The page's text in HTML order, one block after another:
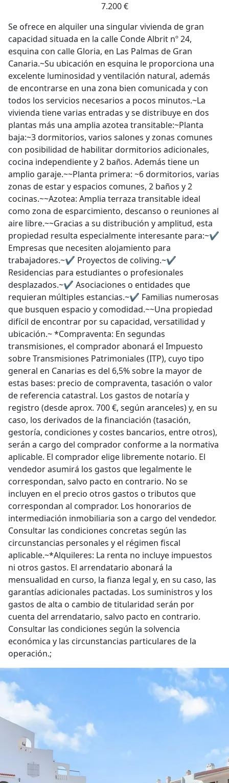
7.200 €
Se ofrece en alquiler una singular vivienda de gran
capacidad situada en la calle Conde Albrit nº 24,
esquina con calle Gloria, en Las Palmas de Gran
Canaria.~Su ubicación en esquina le proporciona una
excelente luminosidad y ventilación natural, además
de encontrarse en una zona bien comunicada y con
todos los servicios necesarios a pocos minutos.~La
vivienda tiene varias entradas y se distribuye en dos
plantas más una amplia azotea transitable:~Planta
baja:~3 dormitorios, varios salones y zonas comunes
con posibilidad de habilitar dormitorios adicionales,
cocina independiente y 2 baños. Además tiene un
amplio garaje.~~Planta primera: ~6 dormitorios, varias
zonas de estar y espacios comunes, 2 baños y 2
cocinas.~~Azotea: Amplia terraza transitable ideal
como zona de esparcimiento, descanso o reuniones al
aire libre.~~Gracias a su distribución y amplitud, esta
propiedad resulta especialmente interesante para:~✔
Empresas que necesiten alojamiento para
trabajadores.~✔ Proyectos de coliving.~✔
Residencias para estudiantes o profesionales
desplazados.~✔ Asociaciones o entidades que
requieran múltiples estancias.~✔ Familias numerosas
que busquen espacio y comodidad.~~Una propiedad
difícil de encontrar por su capacidad, versatilidad y
ubicación.~ *Compraventa: En segundas
transmisiones, el comprador abonará el Impuesto
sobre Transmisiones Patrimoniales (ITP), cuyo tipo
general en Canarias es del 6,5% sobre la mayor de
estas bases: precio de compraventa, tasación o valor
de referencia catastral. Los gastos de notaría y
registro (desde aprox. 700 €, según aranceles) y, en su
caso, los derivados de la financiación (tasación,
gestoría, condiciones y costes bancarios, entre otros),
serán a cargo del comprador conforme a la normativa
aplicable. El comprador elige libremente notario. El
vendedor asumirá los gastos que legalmente le
correspondan, salvo pacto en contrario. No se
incluyen en el precio otros gastos o tributos que
correspondan al comprador. Los honorarios de
intermediación inmobiliaria son a cargo del vendedor.
Consultar las condiciones concretas según las
circunstancias personales y el régimen fiscal
aplicable.~*Alquileres: La renta no incluye impuestos
ni otros gastos. El arrendatario abonará la
mensualidad en curso, la fianza legal y, en su caso, las
garantías adicionales pactadas. Los suministros y los
gastos de alta o cambio de titularidad serán por
cuenta del arrendatario, salvo pacto en contrario.
Consultar las condiciones según la solvencia
económica y las circunstancias particulares de la
operación.;